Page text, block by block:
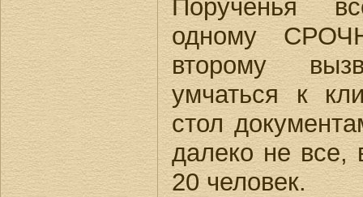
Порученья
одному
второму
умчаться к
стол
далеко не все,
20 человек.